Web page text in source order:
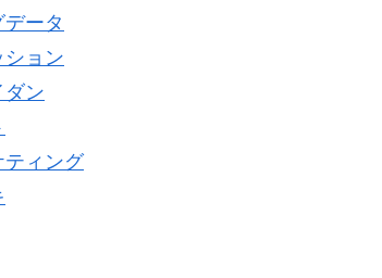
データ
ション
ダン
ティング